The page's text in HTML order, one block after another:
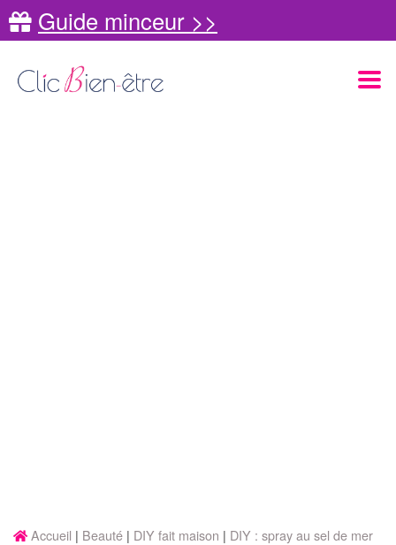
Guide minceur >>
Accueil Beauté DIY fait maison
DIY : spray au sel de mer